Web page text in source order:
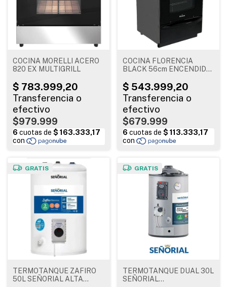
COCINA MORELLI ACERO
820 EX MULTIGRILL
$979.999
COCINA FLORENCIA
BLACK 56cm ENCENDIDO
$679.999
GRATIS
TERMOTANQUE ZAFIRO
50L SEÑORIAL ALTA
GRATIS
TERMOTANQUE DUAL 30L
SEÑORIAL